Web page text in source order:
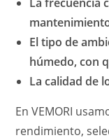
El tipo de
húmedo, con
La calidad de
En VEMORI
rendimiento,